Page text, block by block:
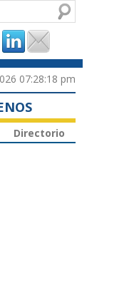
07:28:18 pm
Directorio